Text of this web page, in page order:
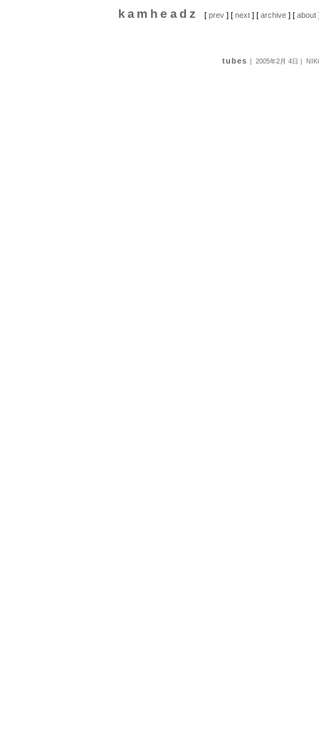
kamheadz [prev ] [next ] [archive ] [about
tubes 2005年2月 4日 |